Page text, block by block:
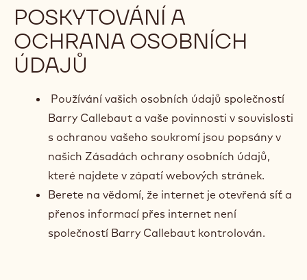
POSKYTOVÁNÍ A
OCHRANA OSOBNÍCH
ÚDAJŮ
Používání vašich osobních údajů společností
Barry Callebaut a vaše povinnosti v souvislosti
s ochranou vašeho soukromí jsou popsány v
našich Zásadách ochrany osobních údajů,
které najdete v zápatí webových stránek.
Berete na vědomí, že internet je otevřená síť a
přenos informací přes internet není
společností Barry Callebaut kontrolován.